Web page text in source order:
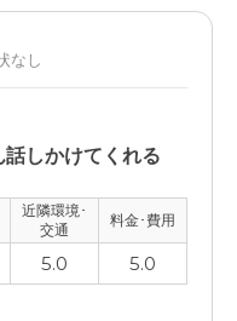
なし
しかけてくれる
近隣環境･
交通
料金･費用
5.0 5.0